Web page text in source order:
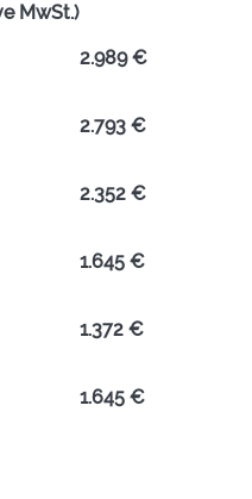
MwSt.)
2.989 €
2.793 €
2.352 €
1.645 €
1.372 €
1.645 €